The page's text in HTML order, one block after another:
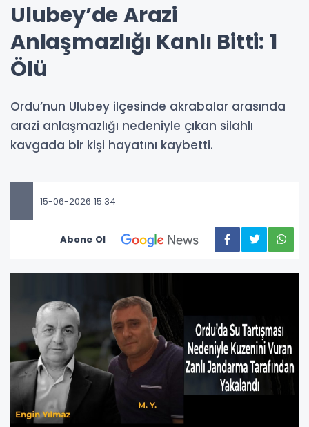
Ulubey’de Arazi
Anlaşmazlığı Kanlı Bitti: 1
Ölü
Ordu’nun Ulubey ilçesinde akrabalar arasında
arazi anlaşmazlığı nedeniyle çıkan silahlı
kavgada bir kişi hayatını kaybetti.
15-06-2026 15:34
Abone Ol